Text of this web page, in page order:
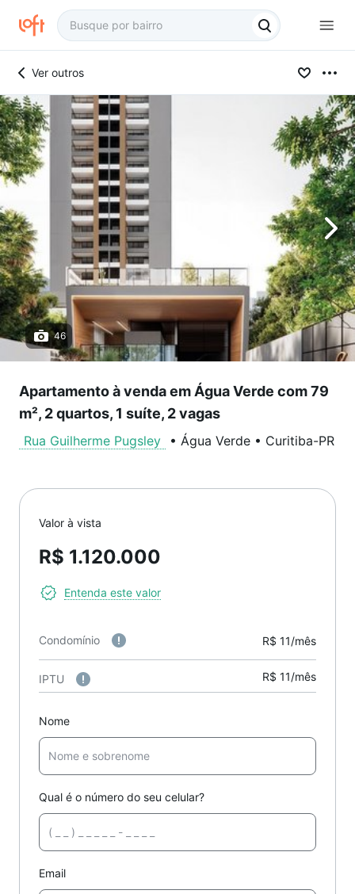
Ver outros
46
Apartamento à venda em Água Verde com 79
m², 2 quartos, 1 suíte, 2 vagas
Rua Guilherme Pugsley • Água Verde • Curitiba-PR
Valor à vista
R$ 1.120.000
Entenda este valor
Condomínio R$ 11/mês
IPTU R$ 11/mês
Nome
Qual é o número do seu celular?
Email